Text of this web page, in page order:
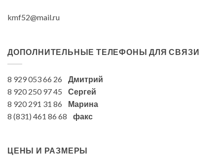
kmf52@mail.ru
ДОПОЛНИТЕЛЬНЫЕ ТЕЛЕФОНЫ ДЛЯ СВЯЗИ
8 929 053 66 26 Дмитрий
8 920 250 97 45 Сергей
8 920 291 31 86 Марина
8 (831) 461 86 68 факс
ЦЕНЫ И РАЗМЕРЫ